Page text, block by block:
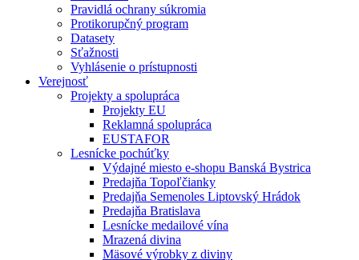
Pravidlá ochrany súkromia
Protikorupčný program
Datasety
Sťažnosti
Vyhlásenie o prístupnosti
Verejnosť
Projekty a spolupráca
Projekty EU
Reklamná spolupráca
EUSTAFOR
Lesnícke pochúťky
Výdajné miesto e-shopu Banská Bystrica
Predajňa Topoľčianky
Predajňa Semenoles Liptovský Hrádok
Predajňa Bratislava
Lesnícke medailové vína
Mrazená divina
Mäsové výrobky z diviny